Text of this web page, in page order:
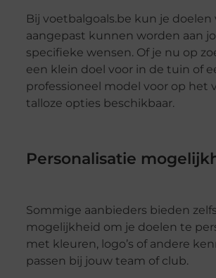
Bij voetbalgoals.be kun je doelen
aangepast kunnen worden aan
specifieke wensen. Of je nu op
een klein doel voor in de tuin of
professioneel model voor op het
talloze opties beschikbaar.
Personalisatie
Sommige aanbieders bieden
mogelijkheid om je doelen te
met kleuren, logo’s of andere
passen bij jouw team of club.